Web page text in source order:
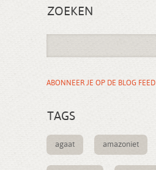
ZOEKEN
ABONNEER JE OP DE BLOG FEED
TAGS
agaat amazoniet